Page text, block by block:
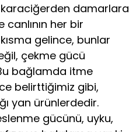
karaciğerden damarlara
her bir
kısma gelince, bunlar
çekme gücü
bağ­lamda itme
belirttiğimiz gibi,
yan ürünlerdedir.
gücünü, uy­ku,